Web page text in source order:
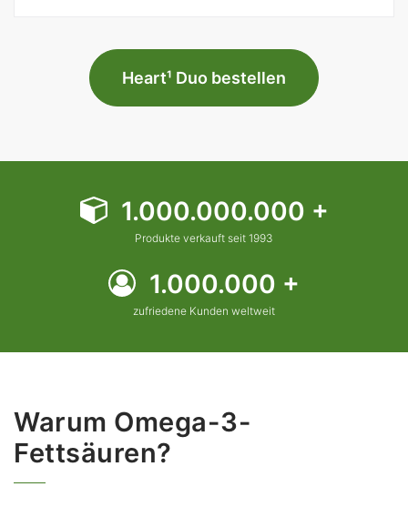
Heart¹ Duo bestellen
1.000.000.000 +
Produkte verkauft seit 1993
1.000.000 +
zufriedene Kunden weltweit
Warum Omega-3-
Fettsäuren?